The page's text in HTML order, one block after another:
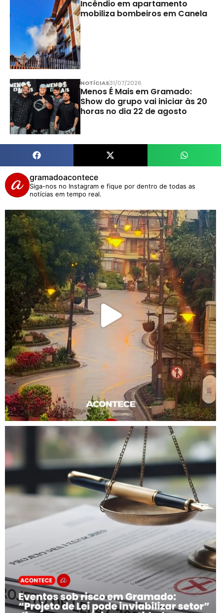
Incêndio em apartamento
mobiliza bombeiros em Canela
NOTÍCIAS31/07/2026
Menos É Mais em Gramado:
Show do grupo vai iniciar às 20
horas no dia 22 de agosto
gramadoacontece
Siga-nos no Instagram e fique por dentro de todas as
notícias em tempo real.